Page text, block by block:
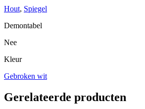
Hout, Spiegel
Demontabel
Nee
Kleur
Gebroken wit
Gerelateerde producten